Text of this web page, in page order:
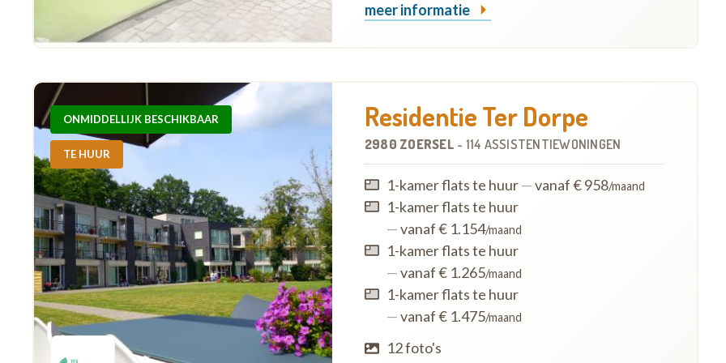
meer informatie
ONMIDDELLIJK BESCHIKBAAR
TE HUUR
Residentie Ter Dorpe
2980 ZOERSEL - 114 ASSISTENTIEWONINGEN
1-kamer flats te huur—vanaf € 958/maand
1-kamer flats te huur
—vanaf € 1.154/maand
1-kamer flats te huur
—vanaf € 1.265/maand
1-kamer flats te huur
—vanaf € 1.475/maand
12 foto's